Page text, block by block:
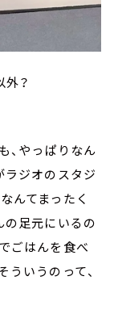
？
、やっぱりなん
ラジオのスタジ
んてまったく
の足元にいるの
ごはんを食べ
いうのって、